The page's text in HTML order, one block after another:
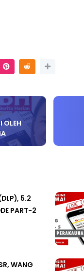
OLEH
5.2
PART-2
WANG
3 : PROGRAM
DAN
11 hari yang lalu